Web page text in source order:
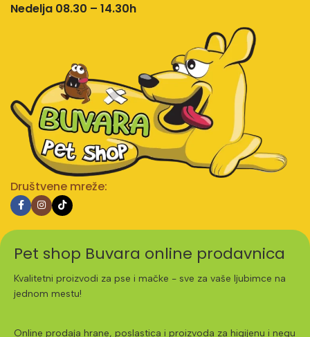
Nedelja 08.30 – 14.30h
Društvene mreže:
Pet shop Buvara online prodavnica
Kvalitetni proizvodi za pse i mačke - sve za vaše ljubimce na
jednom mestu!
Online prodaja hrane, poslastica i proizvoda za higijenu i negu